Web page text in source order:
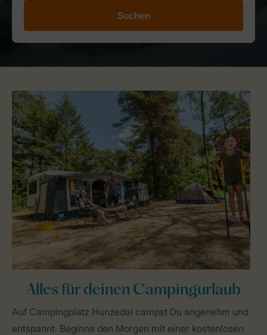
Suchen
Alles für deinen Campingurlaub
Auf Campingplatz Hunzedal campst Du angenehm und
entspannt. Beginne den Morgen mit einer kostenlosen